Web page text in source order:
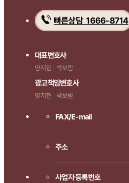
빠른상담 1666-8714
대표변호사
양지현 · 박보람
광고책임변호사
양지현 · 박보람
FAX/E-mail
주소
사업자 등록번호